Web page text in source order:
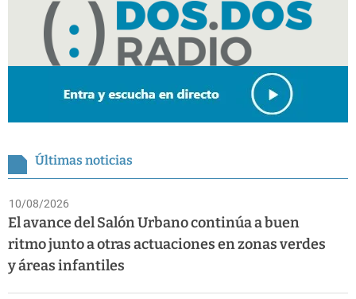
Últimas noticias
10/08/2026
El avance del Salón Urbano continúa a buen
ritmo junto a otras actuaciones en zonas verdes
y áreas infantiles